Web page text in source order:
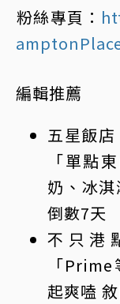
​粉絲專頁：
編輯推薦
五星飯
「單點
奶、冰淇
倒數7天
不只港
「
起爽嗑